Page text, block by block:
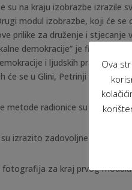
su na kraju izobrazbe izrazile
modul izobrazbe, koji će
prilike za druženje i stjecanje
demokracije” je financiran
i ljudskih prava
će se u Glini, Petrinji i Dvori
metode radionice su
izrazito zadovoljne
fotografija za kraj prvog
Ova